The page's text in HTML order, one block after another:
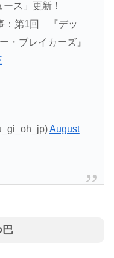
ス」更新！
：第1回 『デッ
・ブレイカーズ』
August
巴